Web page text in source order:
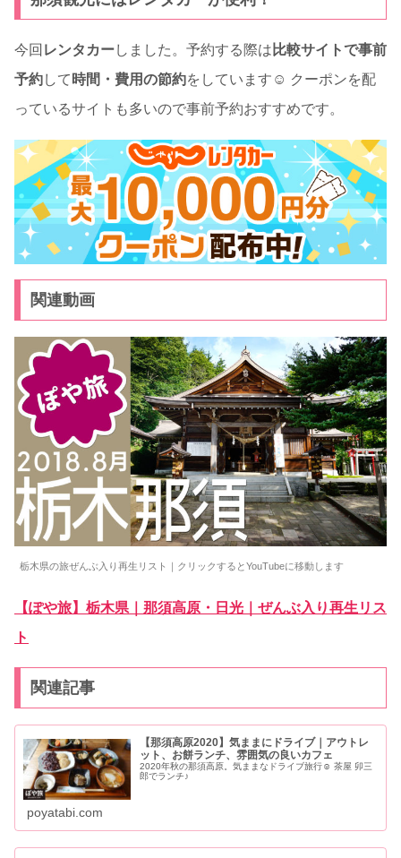
今回 レンタカーしました。予約する際は 比較サイトで事前
予約して時間・費用の節約をしています☺ クーポンを配
っているサイトも多いので事前予約おすすめです。
関連動画
栃木県の旅ぜんぶ入り再生リスト｜クリックするとYouTubeに移動します
【ぽや旅】栃木県｜那須高原・日光｜ぜんぶ入り再生リス
ト
関連記事
【那須高原2020】気ままにドライブ｜アウトレ
ット、お餅ランチ、雰囲気の良いカフェ
2020年秋の那須高原。気ままなドライブ旅行☺ 茶屋 卯三
郎でランチ♪
poyatabi.com